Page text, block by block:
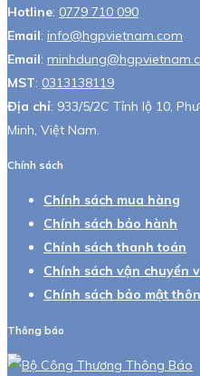
Hotline: 0779 710 090
Email: info@hgpvietnam.com
Email:
MST: 0313138119
Địa chỉ: 933/5/2C Tỉnh lộ 10,
Minh, Việt Nam.
Chính sách
Chính sách mua hàng
Chính sách bảo hành
Chính sách thanh toán
Chính sách vận chuyển
Chính sách bảo mật
Thông báo